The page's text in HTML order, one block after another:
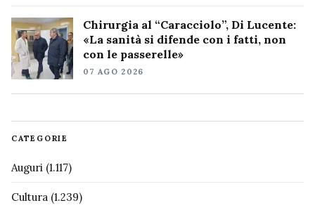
Chirurgia al “Caracciolo”, Di Lucente:
«La sanità si difende con i fatti, non
con le passerelle»
07 AGO 2026
CATEGORIE
Auguri (1.117)
Cultura (1.239)